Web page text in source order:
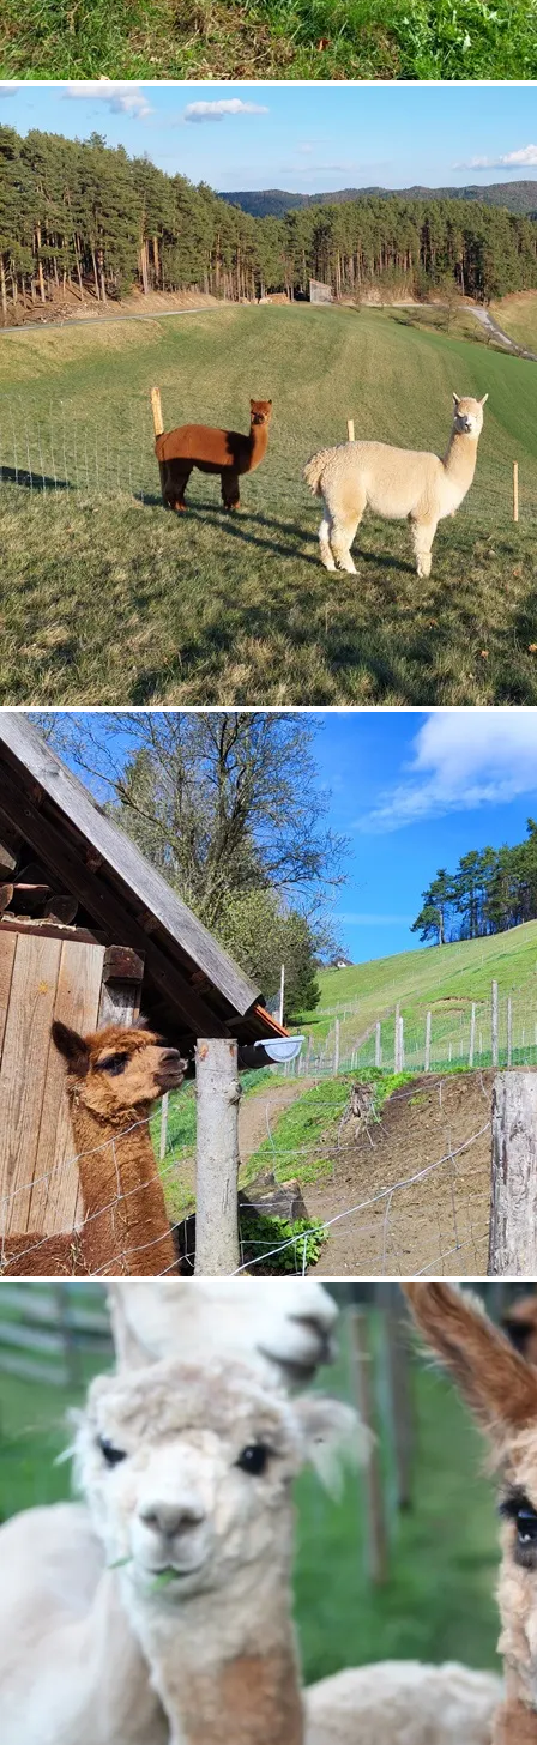
©
Tanja Piribauer, Leitenviertler Alpakahof
©
Tanja Piribauer, Leitenviertler Alpakahof
©
Wiener Alpen